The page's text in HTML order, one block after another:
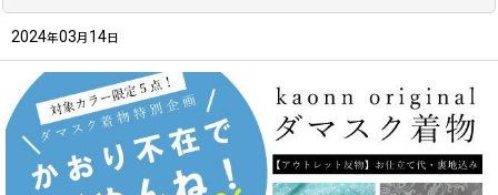
2024年03月 14日